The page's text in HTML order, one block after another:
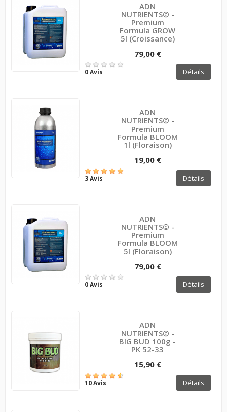
ADN
NUTRIENTS© -
Premium
Formula GROW
5l (croissance)
79,00 €
0 Avis Détails
ADN
NUTRIENTS© -
Premium
Formula BLOOM
1l (floraison)
19,00 €
3 Avis Détails
ADN
NUTRIENTS© -
Premium
Formula BLOOM
5l (floraison)
79,00 €
0 Avis Détails
ADN
NUTRIENTS© -
BIG BUD 100g -
PK 52-33
15,90 €
10 Avis Détails